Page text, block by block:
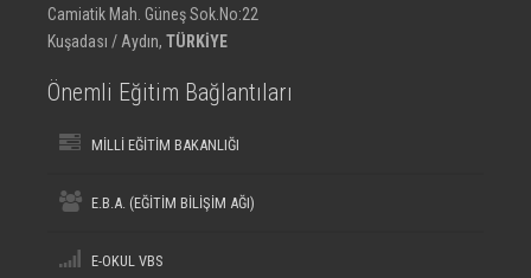
Camiatik Mah. Güneş Sok.No:22
Kuşadası / Aydın, TÜRKİYE
Önemli Eğitim Bağlantıları
MİLLİ EĞİTİM BAKANLIĞI
E.B.A. (EĞİTİM BİLİŞİM AĞI)
E-OKUL VBS